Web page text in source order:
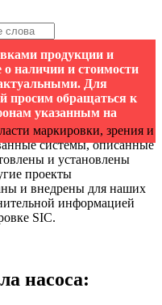
продукции и
наличии и стоимости
Для
просим обращаться к
указанным на
маркировки, зрения и
системы, описанные
и установлены
проекты
и внедрены для наших
информацией
SIC.
насоса: